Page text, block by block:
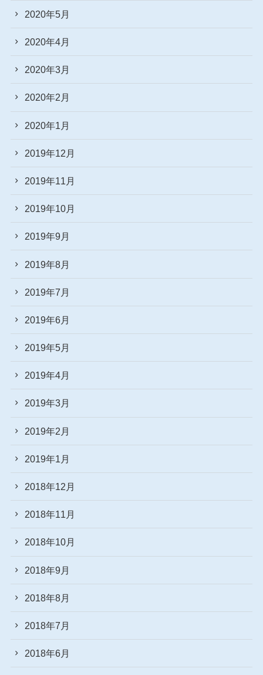
2020年5月
2020年4月
2020年3月
2020年2月
2020年1月
2019年12月
2019年11月
2019年10月
2019年9月
2019年8月
2019年7月
2019年6月
2019年5月
2019年4月
2019年3月
2019年2月
2019年1月
2018年12月
2018年11月
2018年10月
2018年9月
2018年8月
2018年7月
2018年6月